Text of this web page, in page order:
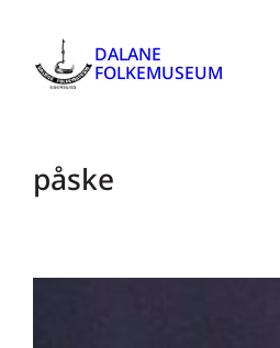
DALANE
FOLKEMUSEUM
påske